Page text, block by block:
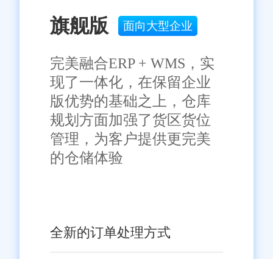
淘宝、京东、拼多多等平台订
智能补货预警：根据销售数
据、库存周转率，自动计算补货
量，避免断货或积压;
批次管理：食品、化妆品行
福州案例：做食品批发的陈
旗舰版 面向大型企业
完美融合ERP + WMS，实
现了一体化，在保留企业
版优势的基础之上，仓库
规划方面加强了货区货位
管理，为客户提供更完美
的仓储体验
全新的订单处理方式